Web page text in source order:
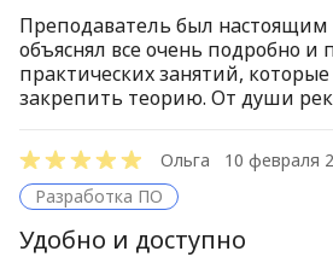
Преподаватель был настоящим
объяснял все очень подробно и
практических занятий,
закрепить теорию. От души
Ольга
10 февраля
Разработка ПО
Удобно и доступно